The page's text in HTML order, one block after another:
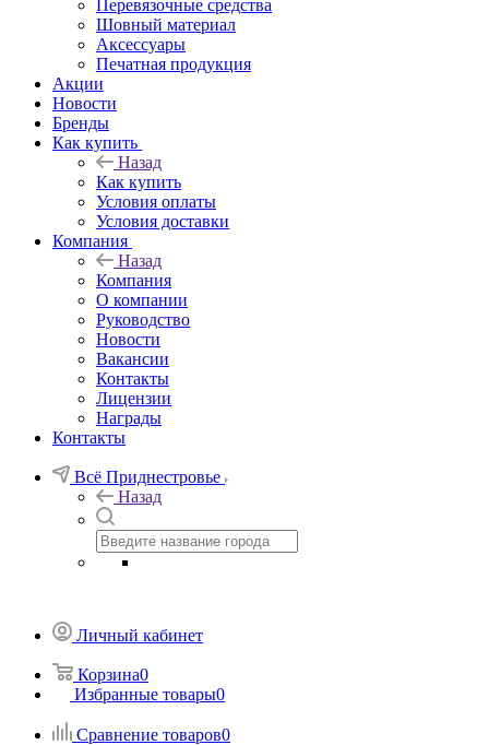
Перевязочные средства
Шовный материал
Аксессуары
Печатная продукция
Акции
Новости
Бренды
Как купить
Назад
Как купить
Условия оплаты
Условия доставки
Компания
Назад
Компания
О компании
Руководство
Новости
Вакансии
Контакты
Лицензии
Награды
Контакты
Всё Приднестровье
Назад
Личный кабинет
Корзина0
Избранные товары0
Сравнение товаров0